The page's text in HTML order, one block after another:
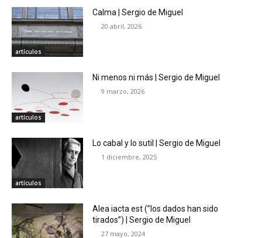
artículos
Calma | Sergio de Miguel
20 abril, 2026
artículos
Ni menos ni más | Sergio de Miguel
9 marzo, 2026
artículos
Lo cabal y lo sutil | Sergio de Miguel
1 diciembre, 2025
Alea iacta est (”los dados han sido
tirados”) | Sergio de Miguel
27 mayo, 2024